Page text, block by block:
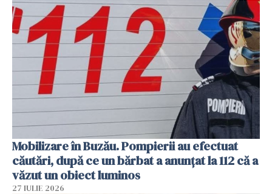
Mobilizare în Buzău. Pompierii au efectuat
căutări, după ce un bărbat a anunțat la 112 că a
văzut un obiect luminos
27 IULIE 2026